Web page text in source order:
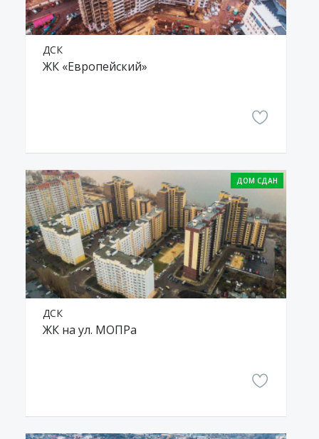
ДСК
ЖК «Европейский»
ДСК
ЖК на ул. МОПРа